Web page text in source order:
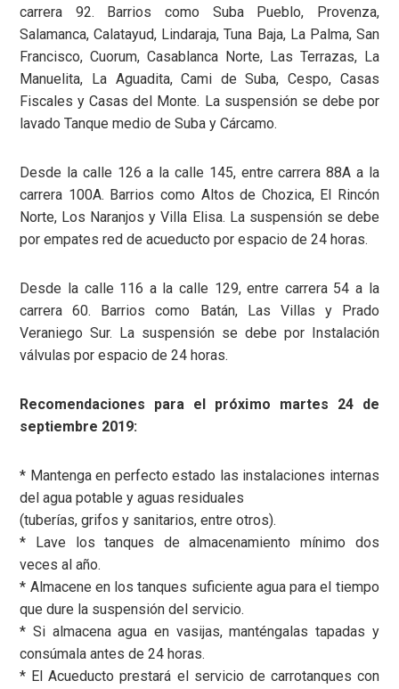
carrera 92. Barrios como Suba Pueblo, Provenza,
Salamanca, Calatayud, Lindaraja, Tuna Baja, La Palma, San
Francisco, Cuorum, Casablanca Norte, Las Terrazas, La
Manuelita, La Aguadita, Cami de Suba, Cespo, Casas
Fiscales y Casas del Monte. La suspensión se debe por
lavado Tanque medio de Suba y Cárcamo.
Desde la calle 126 a la calle 145, entre carrera 88A a la
carrera 100A. Barrios como Altos de Chozica, El Rincón
Norte, Los Naranjos y Villa Elisa. La suspensión se debe
por empates red de acueducto por espacio de 24 horas.
Desde la calle 116 a la calle 129, entre carrera 54 a la
carrera 60. Barrios como Batán, Las Villas y Prado
Veraniego Sur. La suspensión se debe por Instalación
válvulas por espacio de 24 horas.
Recomendaciones para el próximo martes 24 de
septiembre 2019:
* Mantenga en perfecto estado las instalaciones internas
del agua potable y aguas residuales
(tuberías, grifos y sanitarios, entre otros).
* Lave los tanques de almacenamiento mínimo dos
veces al año.
* Almacene en los tanques suficiente agua para el tiempo
que dure la suspensión del servicio.
* Si almacena agua en vasijas, manténgalas tapadas y
consúmala antes de 24 horas.
* El Acueducto prestará el servicio de carrotanques con